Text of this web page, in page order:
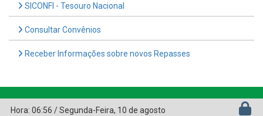
SICONFI - Tesouro Nacional
Consultar Convênios
Receber Informações sobre novos Repasses
Hora: 06:56 /Segunda-Feira, 10 de agosto